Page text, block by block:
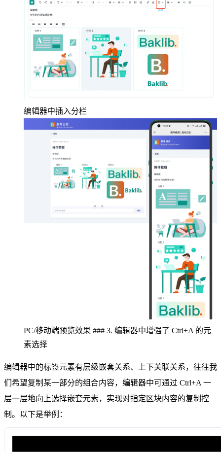
编辑器中插入分栏
PC/移动端预览效果 ### 3. 编辑器中增强了 Ctrl+A 的元
素选择
编辑器中的标签元素有层级嵌套关系、上下关联关系，往往我
们希望复制某一部分的组合内容，编辑器中可通过 Ctrl+A 一
层一层地向上选择嵌套元素，实现对指定区块内容的复制控
制。以下是举例：